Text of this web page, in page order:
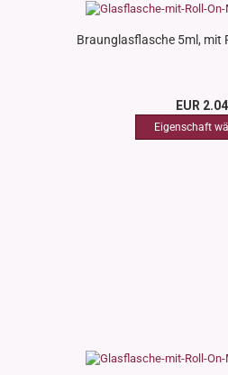
Braunglasflasche 5ml, mit
EUR 2.04